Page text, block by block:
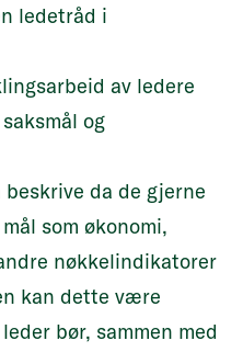
ledetråd i
av ledere
og
da de gjerne
som økonomi,
nøkkelindikatorer
kan dette være
bør, sammen med